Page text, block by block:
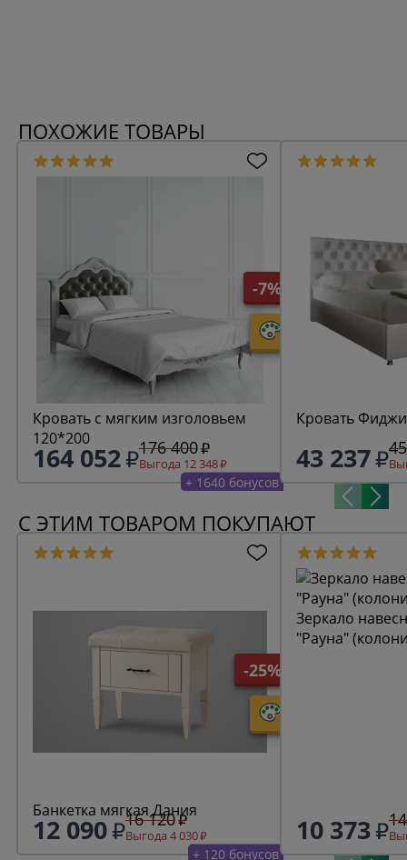
ПОХОЖИЕ ТОВАРЫ
-7%
Кровать с мягким изголовьем
120*200
164 052 176 400
Выгода 12 348
+ 1640 бонусов
Кровать
43 237
С ЭТИМ ТОВАРОМ ПОКУПАЮТ
-25%
Банкетка мягкая Дания
12 090 16 120
Выгода 4 030
+ 120 бонусов
Зеркало
"Рауна"
10 373